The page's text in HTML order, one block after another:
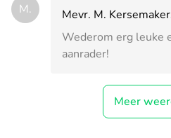
M.
Mevr. M.
Wederom erg leuke
aanrader!
Meer